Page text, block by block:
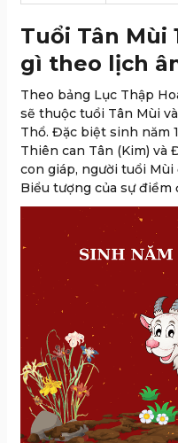
Tuổi Tân Mùi
gì theo lịch
Theo bảng Lục Thập
sẽ thuộc tuổi Tân Mùi
Thổ. Đặc biệt sinh năm
Thiên can Tân (Kim) và
con giáp, người tuổi
Biểu tượng của sự điềm